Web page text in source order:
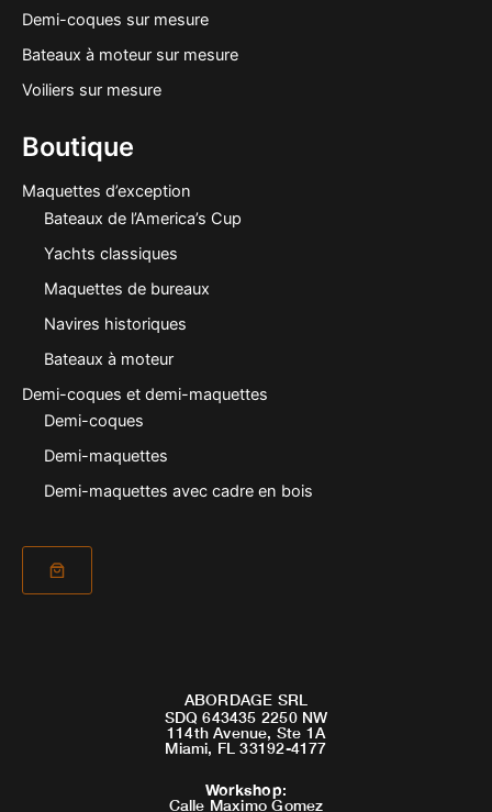
Demi-coques sur mesure
Bateaux à moteur sur mesure
Voiliers sur mesure
Boutique
Maquettes d’exception
Bateaux de l’America’s Cup
Yachts classiques
Maquettes de bureaux
Navires historiques
Bateaux à moteur
Demi-coques et demi-maquettes
Demi-coques
Demi-maquettes
Demi-maquettes avec cadre en bois
ABORDAGE SRL
SDQ 643435 2250 NW
114th Avenue, Ste 1A
Miami, FL 33192-4177
Workshop:
Calle Maximo Gomez